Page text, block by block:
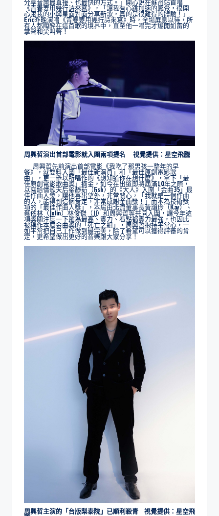
分享音樂最直接、也最快的方式。」開心說在蘇州站首唱
《青春要用幾行詩來寫》，「讓我有心跳加速的感覺，很開
心跟我的小興星面對面分享新歌，真的是很難得的體驗！」
Eric昨晚演唱《青春要用幾行詩來寫》時，全場屏息以待，所
有人都陶醉在這首歌的境界中，直至他一唱完才爆開如雷的
掌聲和尖叫聲！
周興哲演出首部電影就入圍兩項提名 視覺提供：星空飛騰
周興哲先前演出首部電影《我吃了那男孩一整年的早
餐》，就雙料入圍「最佳新演員」和「最佳原創電影歌
曲」，更一舉以所唱作的《想知道你在想什麼》，拿下「最
佳原創電影歌曲獎」摘金，如今在出道即將屆滿10年之際，
以寫給情歌天后梁靜茹（Fish）的《大人》入圍「金曲35」最
佳作曲人獎，讓他喜出望外，非常開心，「我就是一個作曲
的人，能得到這個肯定，非常感謝金曲獎！」而本為技術獎
項的「最佳作曲人獎」，本屆由北流董事長黃韻玲（Kay）、
蔡依林（Jolin）林俊傑（JJ）和周興哲等共同入圍，讓今年這
項獎關注度一下躍為最高、實力、看點都實力最強，也因此
被稱作本屆金曲獎的「死亡之組」，周興哲抱持平常心，一
如平常把自己工作做到最完美，除了希望可以獲得評審的肯
定，更希望做出更好的音樂跟大家分享！
周興哲主演的「台版梨泰院」已順利殺青 視覺提供：星空飛